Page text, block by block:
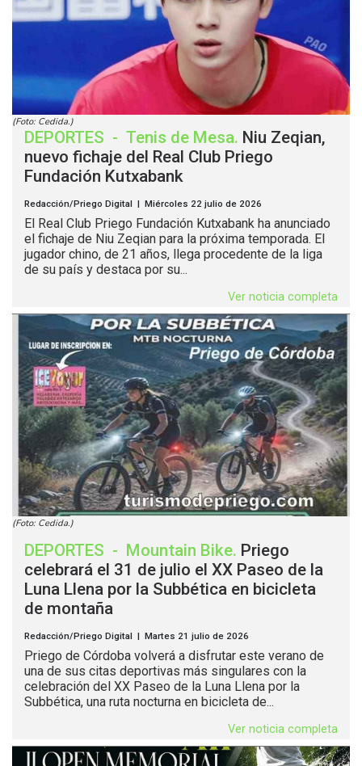
(Foto: Cedida.)
DEPORTES - Tenis de Mesa. Niu Zeqian,
nuevo fichaje del Real Club Priego
Fundación Kutxabank
Redacción/Priego Digital | Miércoles 22 julio de 2026
El Real Club Priego Fundación Kutxabank ha anunciado
el fichaje de Niu Zeqian para la próxima temporada. El
jugador chino, de 21 años, llega procedente de la liga
de su país y destaca por su...
Ver noticia completa
(Foto: Cedida.)
DEPORTES - Mountain Bike. Priego
celebrará el 31 de julio el XX Paseo de la
Luna Llena por la Subbética en bicicleta
de montaña
Redacción/Priego Digital | Martes 21 julio de 2026
Priego de Córdoba volverá a disfrutar este verano de
una de sus citas deportivas más singulares con la
celebración del XX Paseo de la Luna Llena por la
Subbética, una ruta nocturna en bicicleta de...
Ver noticia completa